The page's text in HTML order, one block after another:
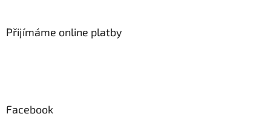
Přijímáme online platby
Facebook